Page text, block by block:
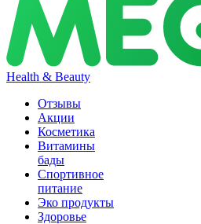
Health & Beauty
Отзывы
Акции
Косметика
Витамины
бады
Спортивное
питание
Эко продукты
Здоровье